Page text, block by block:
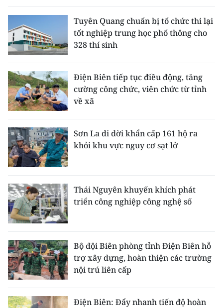
Tuyên Quang chuẩn bị tổ chức thi lại
tốt nghiệp trung học phổ thông cho
328 thí sinh
Điện Biên tiếp tục điều động, tăng
cường công chức, viên chức từ tỉnh
về xã
Sơn La di dời khẩn cấp 161 hộ ra
khỏi khu vực nguy cơ sạt lở
Thái Nguyên khuyến khích phát
triển công nghiệp công nghệ số
Bộ đội Biên phòng tỉnh Điện Biên hỗ
trợ xây dựng, hoàn thiện các trường
nội trú liên cấp
Điện Biên: Đẩy nhanh tiến độ hoàn